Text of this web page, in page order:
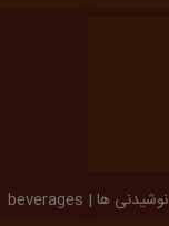
نوشیدنی ها | beverages